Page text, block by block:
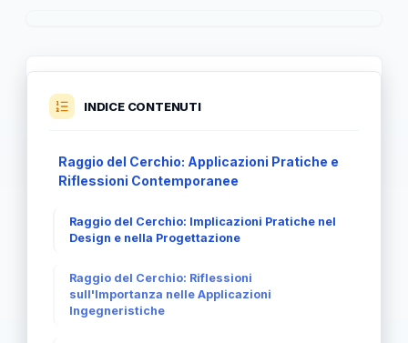
INDICE CONTENUTI
Raggio del Cerchio: Applicazioni Pratiche e
Riflessioni Contemporanee
Raggio del Cerchio: Implicazioni Pratiche nel
Design e nella Progettazione
Raggio del Cerchio: Riflessioni
sull'Importanza nelle Applicazioni
Ingegneristiche